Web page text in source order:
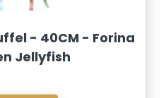
- 40CM - Forina
Jellyfish